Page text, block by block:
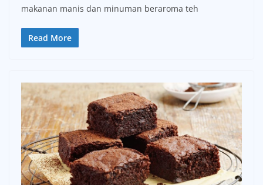
makanan manis dan minuman beraroma teh
Read More